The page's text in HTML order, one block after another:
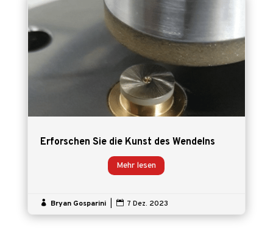
Erforschen Sie die Kunst des Wendelns
Mehr lesen
 Bryan Gosparini  7 Dez. 2023